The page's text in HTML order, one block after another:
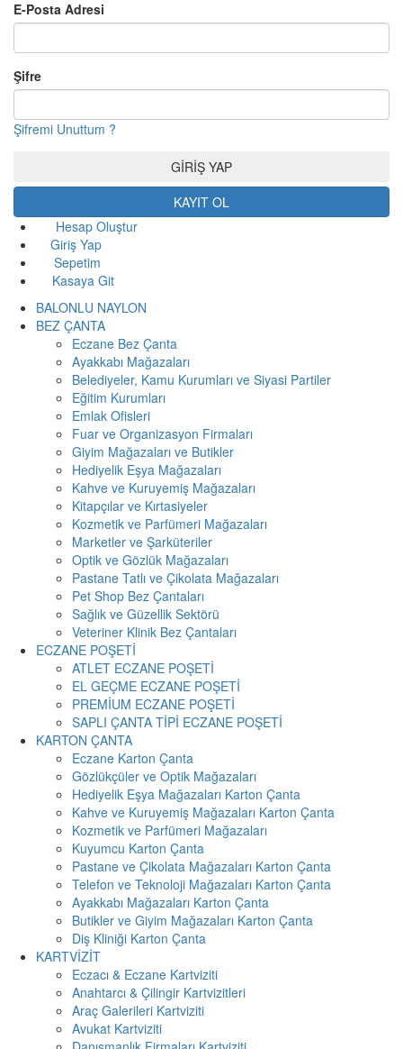
E-Posta Adresi
Şifre
Şifremi Unuttum ?
KAYIT OL
Hesap Oluştur
Giriş Yap
Sepetim
Kasaya Git
BALONLU NAYLON
BEZ ÇANTA
Eczane Bez Çanta
Ayakkabı Mağazaları
Belediyeler, Kamu Kurumları ve Siyasi Partiler
Eğitim Kurumları
Emlak Ofisleri
Fuar ve Organizasyon Firmaları
Giyim Mağazaları ve Butikler
Hediyelik Eşya Mağazaları
Kahve ve Kuruyemiş Mağazaları
Kitapçılar ve Kırtasiyeler
Kozmetik ve Parfümeri Mağazaları
Marketler ve Şarküteriler
Optik ve Gözlük Mağazaları
Pastane Tatlı ve Çikolata Mağazaları
Pet Shop Bez Çantaları
Sağlık ve Güzellik Sektörü
Veteriner Klinik Bez Çantaları
ECZANE POŞETİ
ATLET ECZANE POŞETİ
EL GEÇME ECZANE POŞETİ
PREMİUM ECZANE POŞETİ
SAPLI ÇANTA TİPİ ECZANE POŞETİ
KARTON ÇANTA
Eczane Karton Çanta
Gözlükçüler ve Optik Mağazaları
Hediyelik Eşya Mağazaları Karton Çanta
Kahve ve Kuruyemiş Mağazaları Karton Çanta
Kozmetik ve Parfümeri Mağazaları
Kuyumcu Karton Çanta
Pastane ve Çikolata Mağazaları Karton Çanta
Telefon ve Teknoloji Mağazaları Karton Çanta
Ayakkabı Mağazaları Karton Çanta
Butikler ve Giyim Mağazaları Karton Çanta
Diş Kliniği Karton Çanta
KARTVİZİT
Eczacı & Eczane Kartviziti
Anahtarcı & Çilingir Kartvizitleri
Araç Galerileri Kartviziti
Avukat Kartviziti